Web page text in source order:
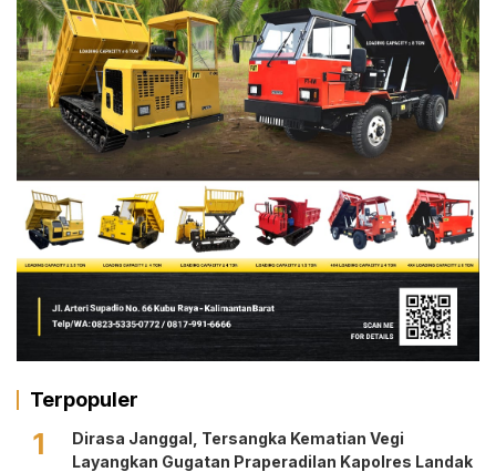
Terpopuler
1
Dirasa Janggal, Tersangka Kematian Vegi
Layangkan Gugatan Praperadilan Kapolres Landak